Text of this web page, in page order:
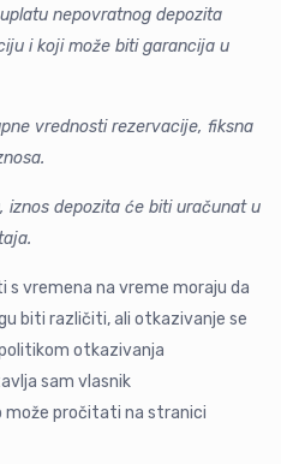
nepovratnog depozita
i koji može biti garancija u
vrednosti rezervacije, fiksna
iznos depozita će biti uračunat u
s vremena na vreme moraju da
biti različiti, ali otkazivanje se
otkazivanja
sam vlasnik
može pročitati na stranici